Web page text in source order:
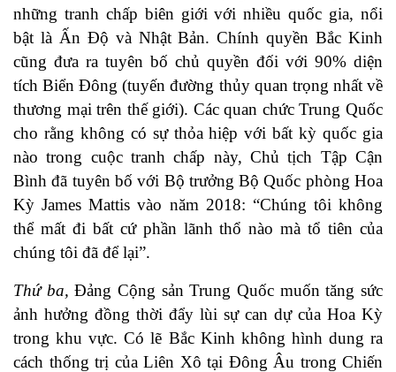
những tranh chấp biên giới với nhiều quốc gia, nổi
bật là Ấn Độ và Nhật Bản. Chính quyền Bắc Kinh
cũng đưa ra tuyên bố chủ quyền đối với 90% diện
tích Biển Đông (tuyến đường thủy quan trọng nhất về
thương mại trên thế giới). Các quan chức Trung Quốc
cho rằng không có sự thỏa hiệp với bất kỳ quốc gia
nào trong cuộc tranh chấp này, Chủ tịch Tập Cận
Bình đã tuyên bố với Bộ trưởng Bộ Quốc phòng Hoa
Kỳ James Mattis vào năm 2018: “Chúng tôi không
thể mất đi bất cứ phần lãnh thổ nào mà tổ tiên của
chúng tôi đã để lại”.
Thứ ba, Đảng Cộng sản Trung Quốc muốn tăng sức
ảnh hưởng đồng thời đẩy lùi sự can dự của Hoa Kỳ
trong khu vực. Có lẽ Bắc Kinh không hình dung ra
cách thống trị của Liên Xô tại Đông Âu trong Chiến